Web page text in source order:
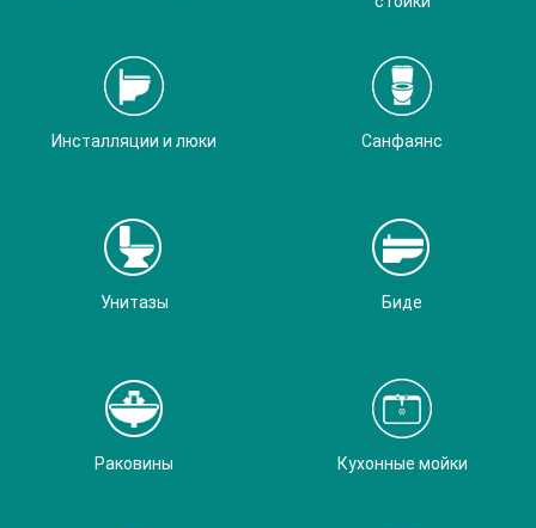
Инсталляции и люки Санфаянс
Унитазы Биде
Раковины Кухонные мойки